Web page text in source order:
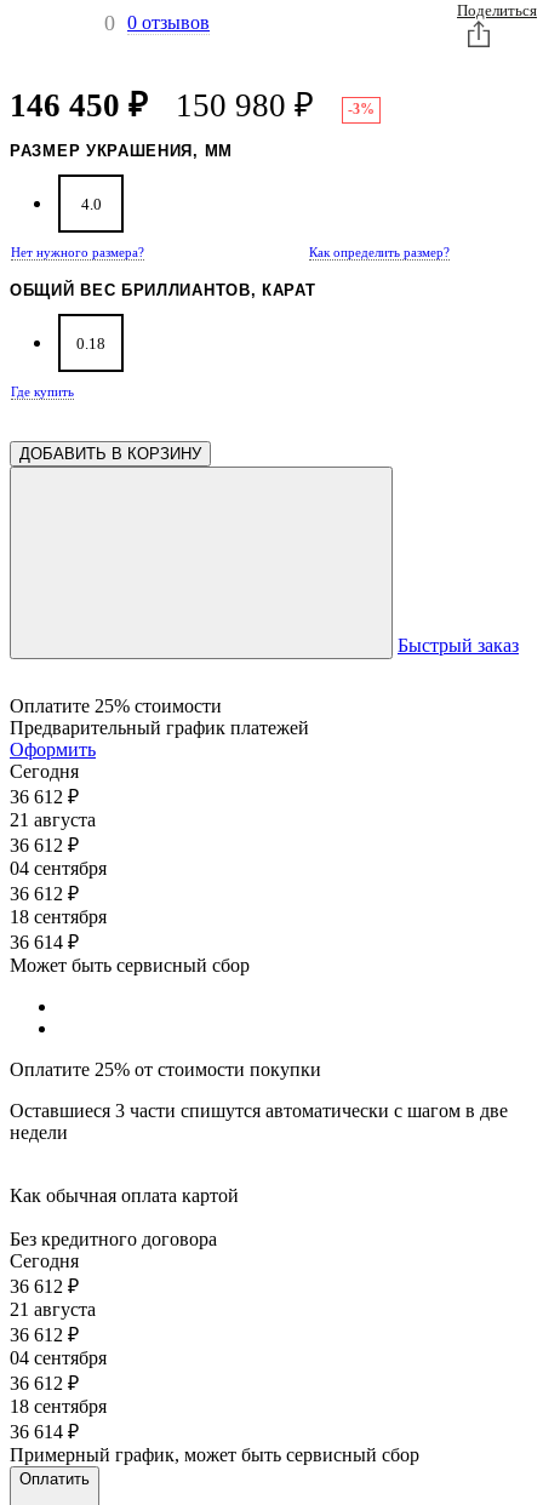
0 0 отзывов
Поделиться
146 450 ₽ 150 980 ₽ -3%
РАЗМЕР УКРАШЕНИЯ, ММ
4.0
Нет нужного размера? Как определить размер?
ОБЩИЙ ВЕС БРИЛЛИАНТОВ, КАРАТ
0.18
Где купить
ДОБАВИТЬ В КОРЗИНУ
Быстрый заказ
Оплатите 25% стоимости
Предварительный график платежей
Оформить
Сегодня
36 612 ₽
21 августа
36 612 ₽
04 сентября
36 612 ₽
18 сентября
36 614 ₽
Может быть сервисный сбор
Оплатите 25% от стоимости покупки
Оставшиеся 3 части спишутся автоматически с шагом в две
недели
Как обычная оплата картой
Без кредитного договора
Сегодня
36 612 ₽
21 августа
36 612 ₽
04 сентября
36 612 ₽
18 сентября
36 614 ₽
Примерный график, может быть сервисный сбор
Оплатить